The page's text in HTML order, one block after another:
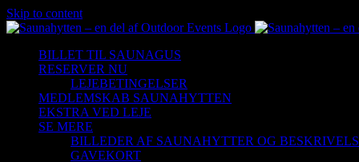
Skip to content
BILLET TIL SAUNAGUS
RESERVER NU
LEJEBETINGELSER
MEDLEMSKAB SAUNAHYTTEN
EKSTRA VED LEJE
SE MERE
BILLEDER AF SAUNAHYTTER OG
GAVEKORT